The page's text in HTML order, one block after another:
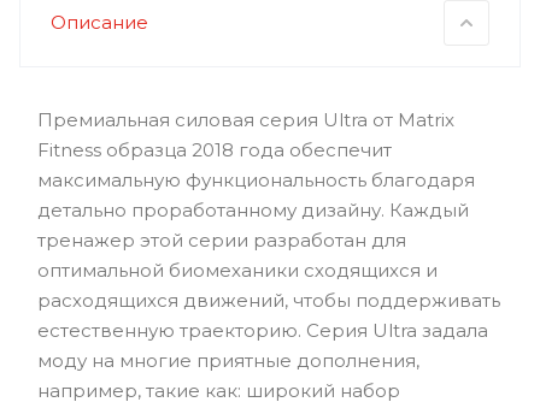
Описание
Премиальная силовая серия Ultra от Matrix
Fitness образца 2018 года обеспечит
максимальную функциональность благодаря
детально проработанному дизайну. Каждый
тренажер этой серии разработан для
оптимальной биомеханики сходящихся и
расходящихся движений, чтобы поддерживать
естественную траекторию. Серия Ultra задала
моду на многие приятные дополнения,
например, такие как: широкий набор